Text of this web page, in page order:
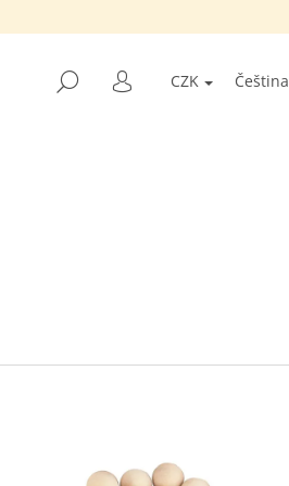
HLEDAT
PŘIHLÁŠENÍ
CZK Čeština
35 MM